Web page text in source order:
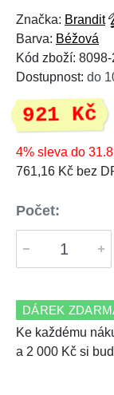
Značka: Brandit
Barva: Béžová
Kód zboží:
Dostupnost: do
921 Kč
4% sleva do
761,16 Kč bez
Počet:
DÁREK
Ke každému
a 2 000 Kč si